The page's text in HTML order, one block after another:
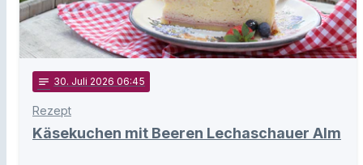
notes 30. Juli 2026 06:45
Rezept
Käsekuchen mit Beeren Lechaschauer Alm